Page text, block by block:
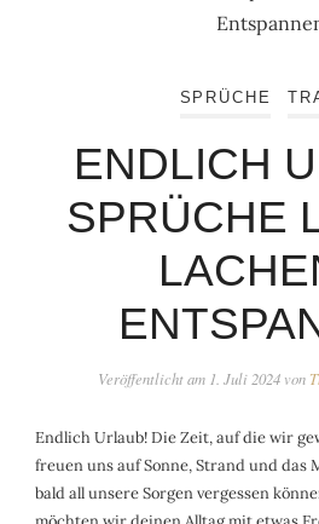
SPRÜCHE
ENDLICH
SPRÜCHE
Veröffentlicht am 1. Juli 2024 von
Endlich Urlaub! Die Zeit, auf die wir
freuen uns auf Sonne, Strand und das
bald all unsere Sorgen vergessen